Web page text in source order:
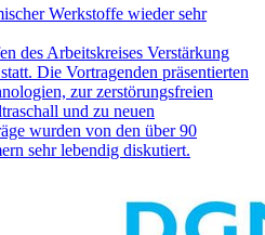
Werkstoffe wieder sehr
des Arbeitskreises Verstärkung
Die Vortragenden präsentierten
zur zerstörungsfreien
und zu neuen
wurden von den über 90
sehr lebendig diskutiert.